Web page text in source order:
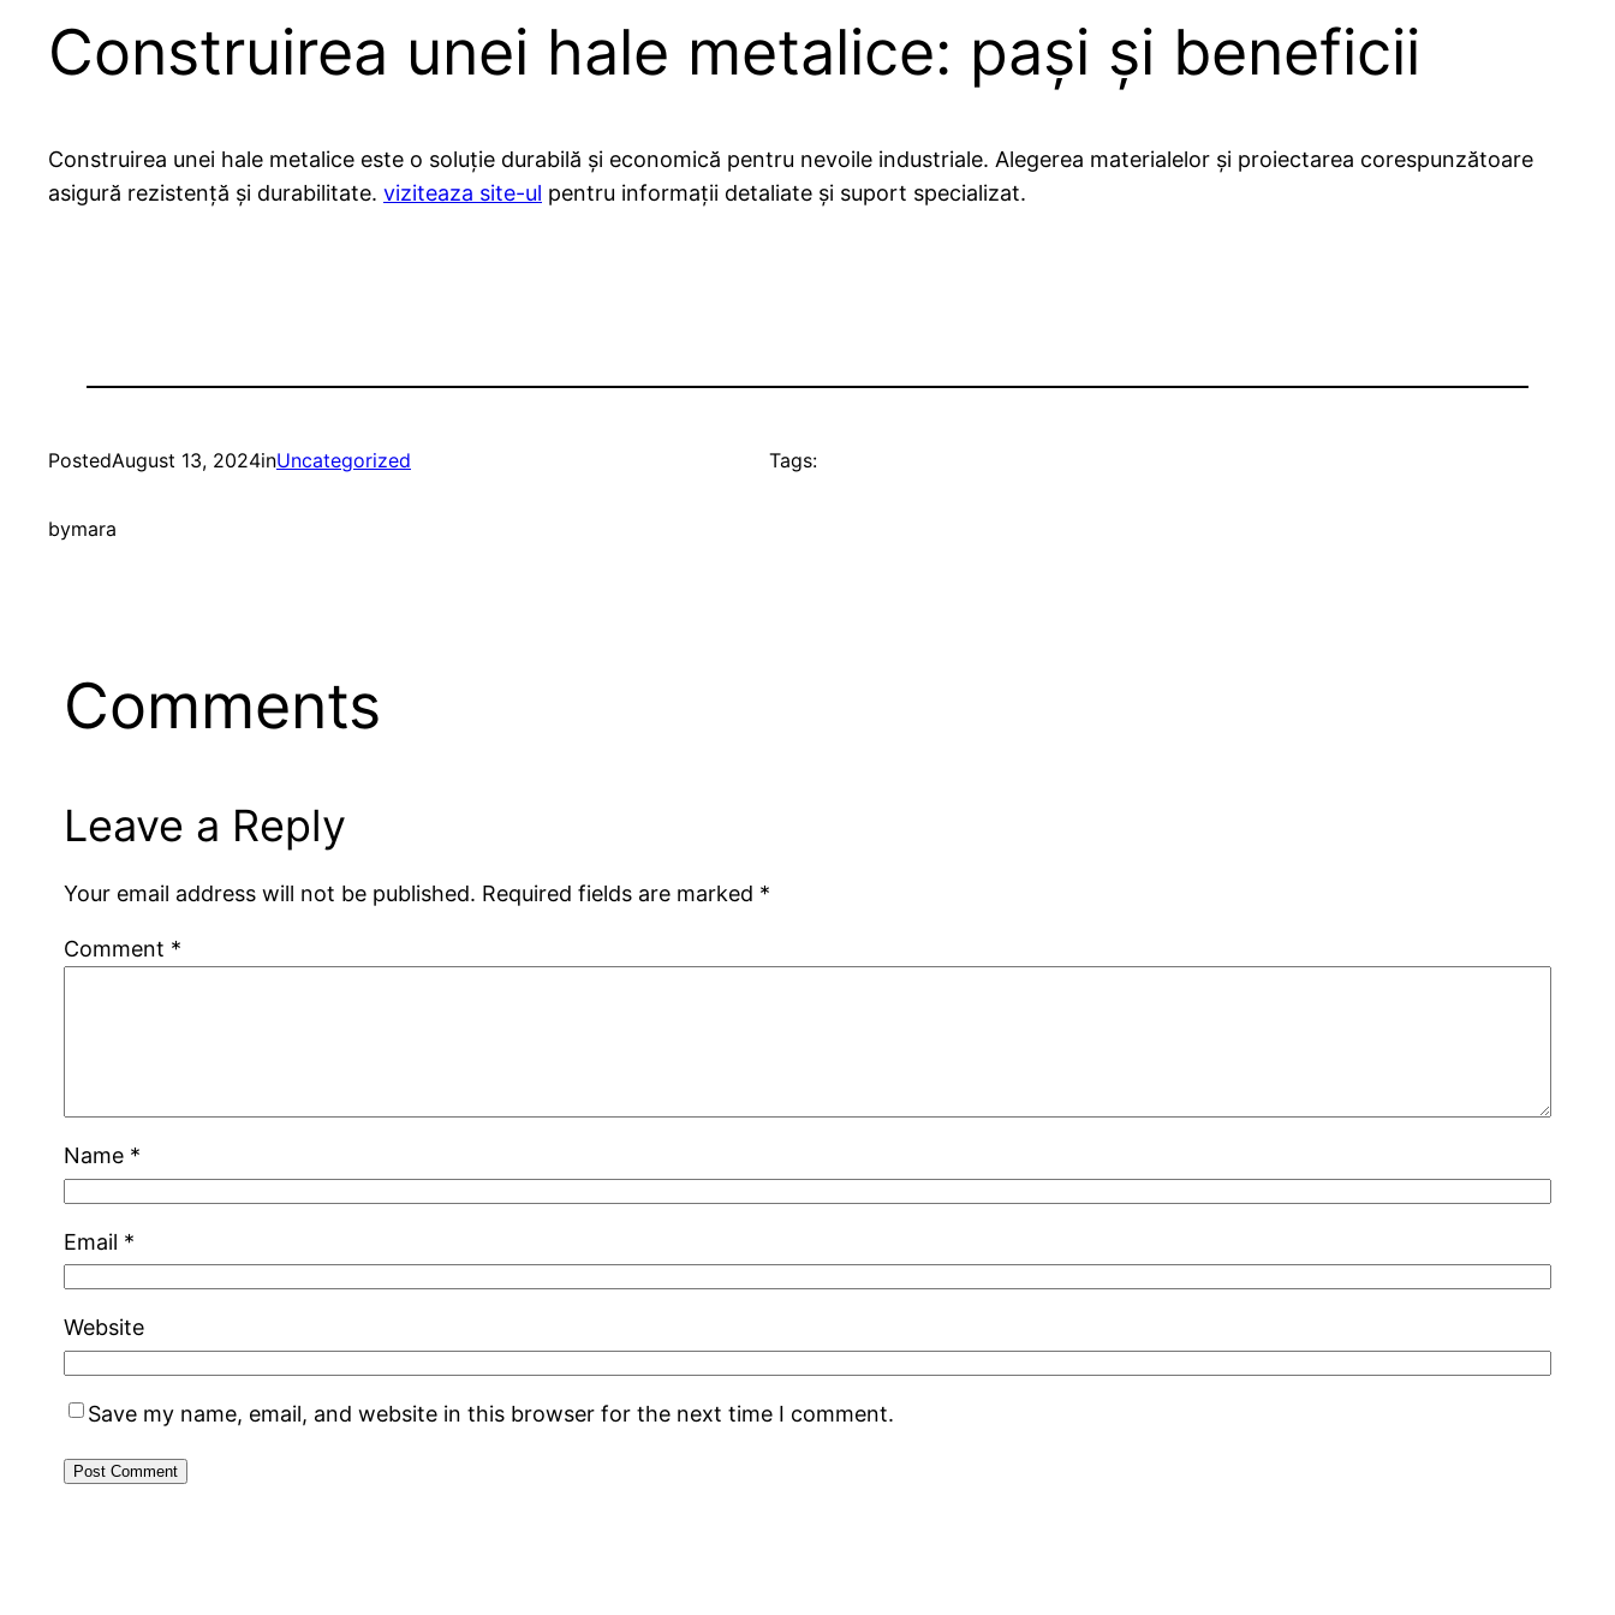
Construirea unei hale metalice: pași și beneficii
Construirea unei hale metalice este o soluție durabilă și economică pentru nevoile industriale. Alegerea materialelor și proiectarea corespunzătoare
asigură rezistență și durabilitate. viziteaza site-ul pentru informații detaliate și suport specializat.
PostedAugust 13, 2024inUncategorized
bymara
Tags:
Comments
Leave a Reply
Your email address will not be published. Required fields are marked *
Comment *
Name *
Email *
Website
Save my name, email, and website in this browser for the next time I comment.